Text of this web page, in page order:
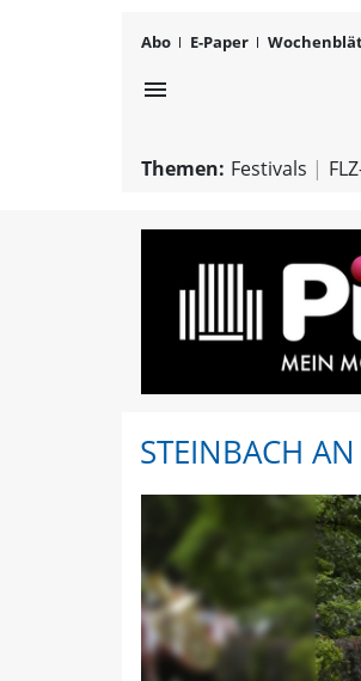
Abo E-Paper
menu
Themen: Festivals
STEINBACH